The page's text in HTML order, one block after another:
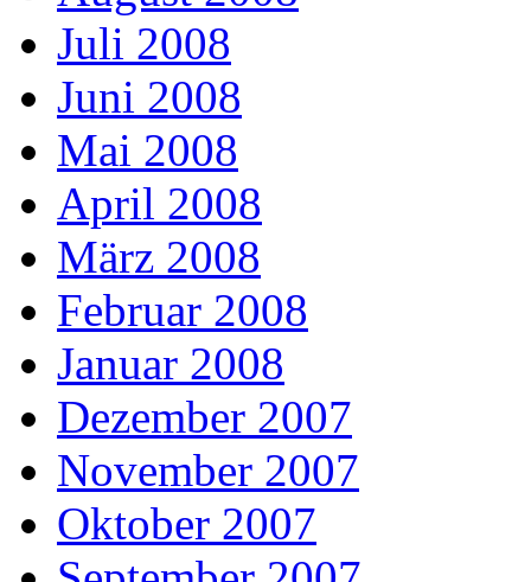
Juli 2008
Juni 2008
Mai 2008
April 2008
März 2008
Februar 2008
Januar 2008
Dezember 2007
November 2007
Oktober 2007